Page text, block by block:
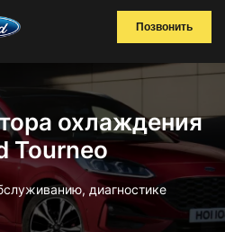
Позвонить
охлаждения
Tourneo
диагностике